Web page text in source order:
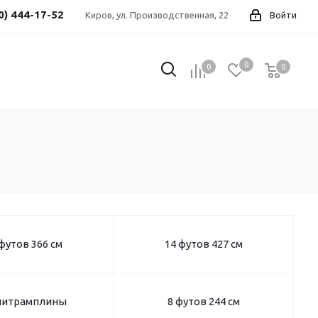
Войти
Киров, ул. Производственная, 22
444-17-52
0 0 0
0
366 см 14 футов 427 см
8 футов 244 см